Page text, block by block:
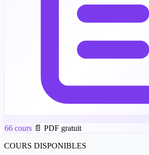
66 cours 📄 PDF gratuit
COURS DISPONIBLES